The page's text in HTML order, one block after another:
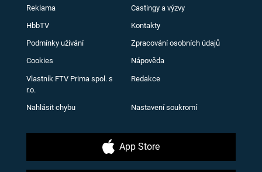
Reklama Castingy a výzvy
HbbTV Kontakty
Podmínky užívání Zpracování osobních údajů
Cookies Nápověda
Vlastník FTV Prima spol. s
r.o.
Redakce
Nahlásit chybu Nastavení soukromí
App Store